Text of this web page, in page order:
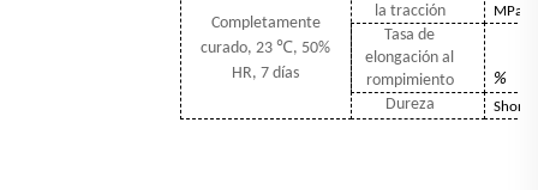
Completamente
curado, 23℃, 50%
HR, 7 días
la tracción
MPa
Tasa de
elongación al
rompimiento
%
Dureza
Shore